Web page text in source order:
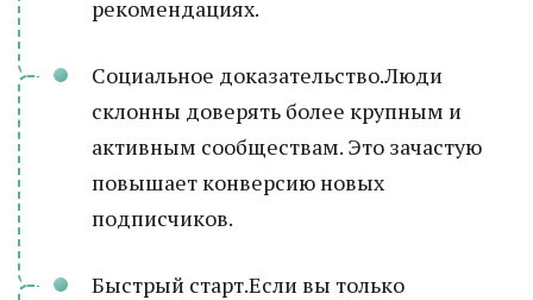
рекомендациях.
Социальное доказательство.Люди
склонны доверять более крупным и
активным сообществам. Это зачастую
повышает конверсию новых
подписчиков.
Быстрый старт.Если вы только